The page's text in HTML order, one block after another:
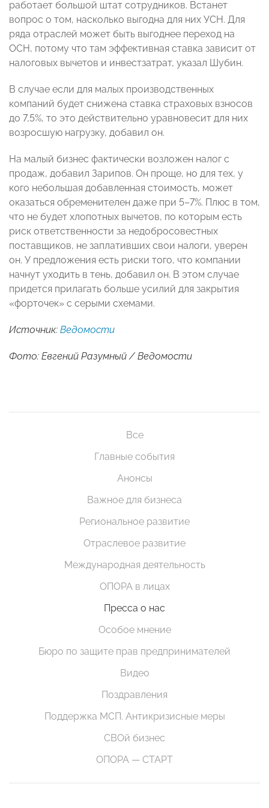
работает большой штат сотрудников. Встанет
вопрос о том, насколько выгодна для них УСН. Для
ряда отраслей может быть выгоднее переход на
ОСН, потому что там эффективная ставка зависит от
налоговых вычетов и инвестзатрат, указал Шубин.
В случае если для малых производственных
компаний будет снижена ставка страховых взносов
до 7,5%, то это действительно уравновесит для них
возросшую нагрузку, добавил он.
На малый бизнес фактически возложен налог с
продаж, добавил Зарипов. Он проще, но для тех, у
кого небольшая добавленная стоимость, может
оказаться обременителен даже при 5–7%. Плюс в том,
что не будет хлопотных вычетов, по которым есть
риск ответственности за недобросовестных
поставщиков, не заплативших свои налоги, уверен
он. У предложения есть риски того, что компании
начнут уходить в тень, добавил он. В этом случае
придется прилагать больше усилий для закрытия
«форточек» с серыми схемами.
Источник: Ведомости
Фото: Евгений Разумный / Ведомости
Все
Главные события
Анонсы
Важное для бизнеса
Региональное развитие
Отраслевое развитие
Международная деятельность
ОПОРА в лицах
Пресса о нас
Особое мнение
Бюро по защите прав предпринимателей
Видео
Поздравления
Поддержка МСП. Антикризисные меры
СВОй бизнес
ОПОРА — СТАРТ